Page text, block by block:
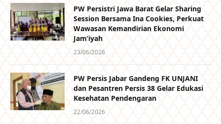
PW Persistri Jawa Barat Gelar Sharing
Session Bersama Ina Cookies, Perkuat
Wawasan Kemandirian Ekonomi
Jam’iyah
23/06/2026
PW Persis Jabar Gandeng FK UNJANI
dan Pesantren Persis 38 Gelar Edukasi
Kesehatan Pendengaran
22/06/2026